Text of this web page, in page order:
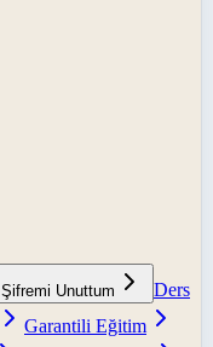
Şifremi Unuttum
Ders
Garantili Eğitim